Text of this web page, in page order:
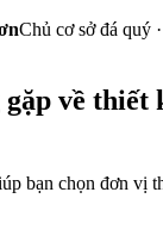
Chủ cơ sở đá quý
về thiết
bạn chọn đơn vị